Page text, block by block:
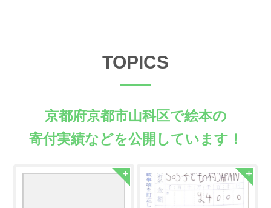
TOPICS
京都府京都市山科区で絵本の
寄付実績などを公開しています！